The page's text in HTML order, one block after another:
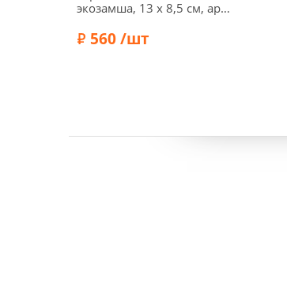
экозамша, 13 х 8,5 см, арт.
560 /шт